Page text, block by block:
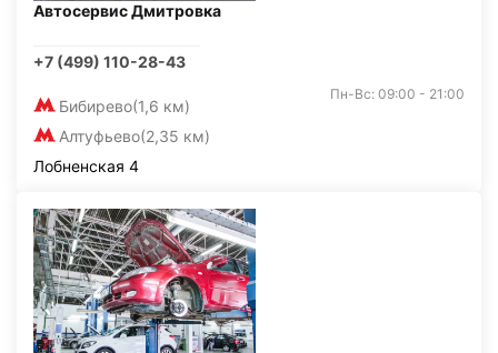
Автосервис Дмитровка
+7 (499) 110-28-43
Бибирево(1,6 км)
Алтуфьево(2,35 км)
Пн-Вс: 09:00 - 21:00
Лобненская 4